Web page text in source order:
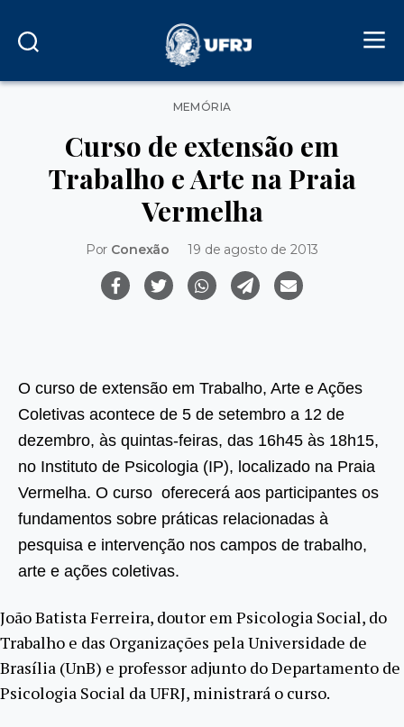
Categorias
MEMÓRIA
Curso de extensão em
Trabalho e Arte na Praia
Vermelha
Por Conexão 19 de agosto de 2013
O curso de extensão em Trabalho, Arte e Ações
Coletivas acontece de 5 de setembro a 12 de
dezembro, às quintas-feiras, das 16h45 às 18h15,
no Instituto de Psicologia (IP), localizado na Praia
Vermelha. O curso oferecerá aos participantes os
fundamentos sobre práticas relacionadas à
pesquisa e intervenção nos campos de trabalho,
arte e ações coletivas.
João Batista Ferreira, doutor em Psicologia Social, do
Trabalho e das Organizações pela Universidade de
Brasília (UnB) e professor adjunto do Departamento de
Psicologia Social da UFRJ, ministrará o curso.